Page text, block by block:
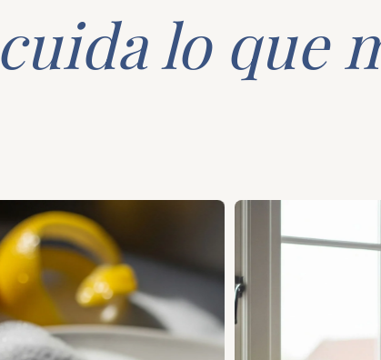
cuida lo que